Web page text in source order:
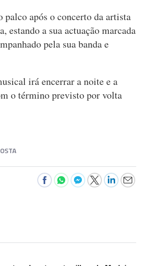
palco após o concerto da artista
estando a sua actuação marcada
pela sua banda e
irá encerrar a noite e a
o término previsto por volta